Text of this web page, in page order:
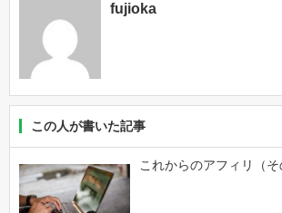
fujioka
この人が書いた記事
これからのアフィリ（そ